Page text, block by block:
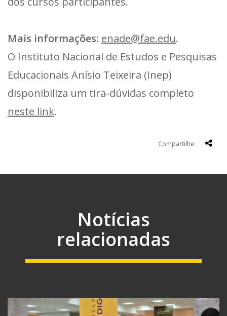
Mais informações: enade@fae.edu.
O Instituto Nacional de Estudos e Pesquisas
Educacionais Anísio Teixeira (Inep)
disponibiliza um tira-dúvidas completo
neste link.
Compartilhe:
Notícias
relacionadas